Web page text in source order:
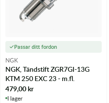
Passar ditt fordon
NGK
NGK, Tändstift ZGR7GI-13G
KTM 250 EXC 23 - m.fl.
479,00kr
I lager